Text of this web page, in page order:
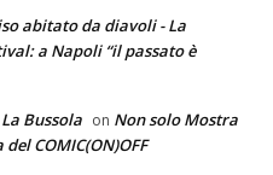
abitato da diavoli - La
a Napoli “il passato è
Bussola on Non solo Mostra
COMIC(ON)OFF